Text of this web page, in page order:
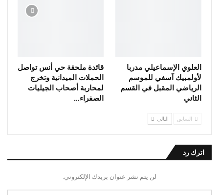
العلوي الإسماعيلي مدربا
لأولمبيك آسفي للموسم
الرياضي المقبل في القسم
الثاني
قائدة ملحقة حي أنس تواصل
الحملات الميدانية وتخرج
لمحاربة أصحاب الجيليات
الصفراء…
السابق التالي
اترك رد
لن يتم نشر عنوان بريدك الإلكتروني.